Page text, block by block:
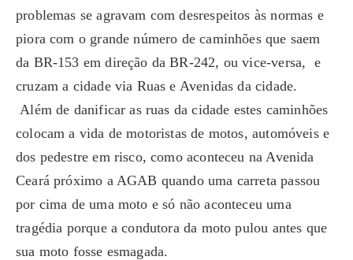
problemas se agravam com desrespeitos às normas e
piora com o grande número de caminhões que saem
da BR-153 em direção da BR-242, ou vice-versa, e
cruzam a cidade via Ruas e Avenidas da cidade.
Além de danificar as ruas da cidade estes caminhões
colocam a vida de motoristas de motos, automóveis e
dos pedestre em risco, como aconteceu na Avenida
Ceará próximo a AGAB quando uma carreta passou
por cima de uma moto e só não aconteceu uma
tragédia porque a condutora da moto pulou antes que
sua moto fosse esmagada.